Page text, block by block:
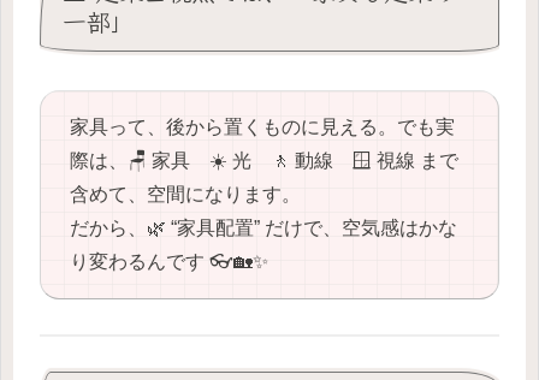
一部」
家具って、後から置くものに見える。でも実
際は、🪑 家具 ☀️ 光 🚶 動線 🪟 視線 まで
含めて、空間になります。
だから、🌿 “家具配置” だけで、空気感はかな
り変わるんです 👓🏡✨